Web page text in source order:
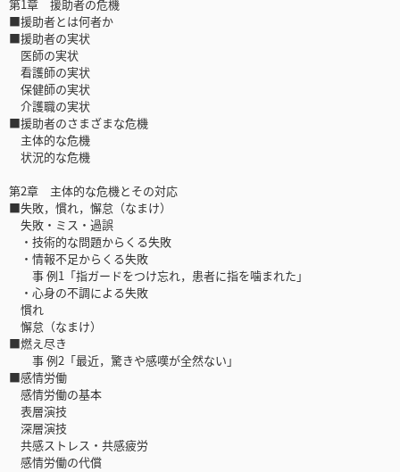
第1章 援助者の危機
■援助者とは何者か
■援助者の実状
医師の実状
看護師の実状
保健師の実状
介護職の実状
■援助者のさまざまな危機
主体的な危機
状況的な危機
第2章 主体的な危機とその対応
■失敗，慣れ，懈怠（なまけ）
失敗・ミス・過誤
・技術的な問題からくる失敗
・情報不足からくる失敗
事 例1「指ガードをつけ忘れ，患者に指を噛まれた」
・心身の不調による失敗
慣れ
懈怠（なまけ）
■燃え尽き
事 例2「最近，驚きや感嘆が全然ない」
■感情労働
感情労働の基本
表層演技
深層演技
共感ストレス・共感疲労
感情労働の代償